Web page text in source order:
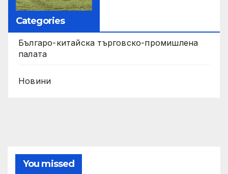
Categories
Българо-китайска търговско-промишлена
палата
Новини
You missed